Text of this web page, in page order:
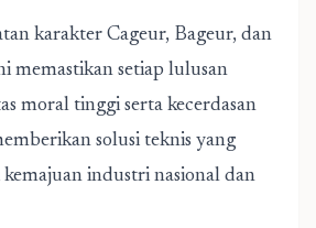
karakter Cageur, Bageur, dan
memastikan setiap lulusan
moral tinggi serta kecerdasan
solusi teknis yang
industri nasional dan